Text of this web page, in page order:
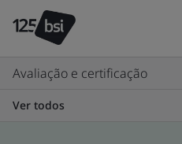
Avaliação e certificação
Ver todos